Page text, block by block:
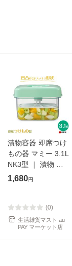
漬物容器 即席つけ
もの器 マミー 3.1L
NK3型 ｜ 漬物 作
る 容器 漬け物 漬
付き 角型
1,680円
(0)
生活雑貨マスト au
PAY マーケット店